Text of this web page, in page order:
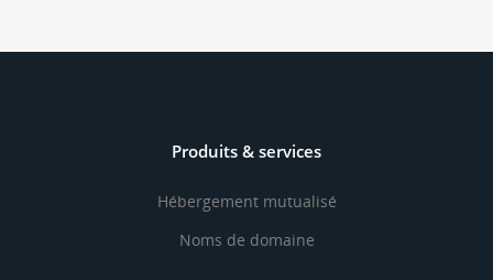
Produits & services
Hébergement mutualisé
Noms de domaine